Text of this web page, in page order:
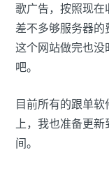
歌广告，按照现在
差不多够服务器的
这个网站做完也没
吧。
目前所有的跟单
上，我也准备更
间。